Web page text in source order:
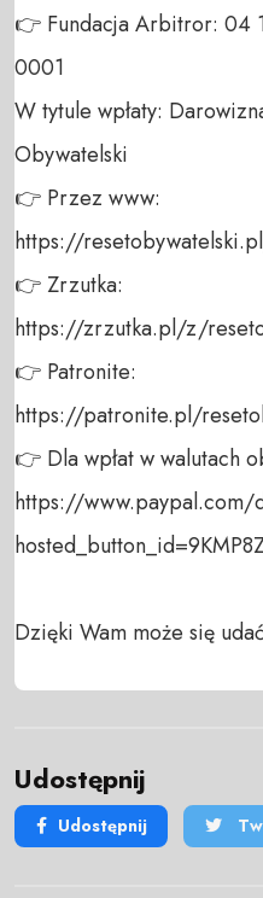
👉 Fundacja Arbitror: 04
0001
W tytule wpłaty:
Obywatelski
👉 Przez www:
https://
👉 Zrzutka:
https://zrzutka.pl/z/
👉 Patronite:
https://patronite.pl/
👉 Dla wpłat w walutach
https://www.paypal.com/
Dzięki Wam może się
Udostępnij
Udostępnij